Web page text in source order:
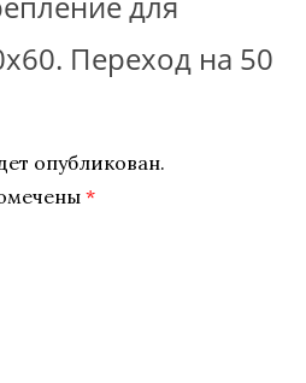
Переход на 50
опубликован.
*